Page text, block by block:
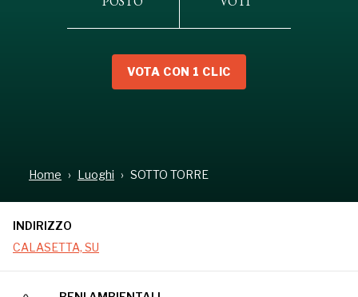
VOTA CON 1 CLIC
Home Luoghi SOTTO TORRE
INDIRIZZO
CALASETTA, SU